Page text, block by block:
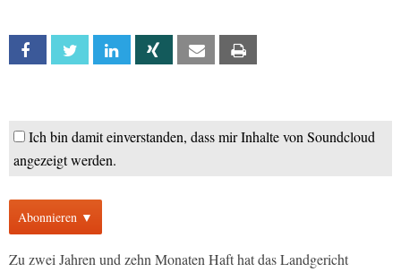
Facebook Twitter Linkedin Xing Email
Ich bin damit einverstanden, dass mir Inhalte von Soundcloud
angezeigt werden.
Abonnieren ▼
Zu zwei Jahren und zehn Monaten Haft hat das Landgericht